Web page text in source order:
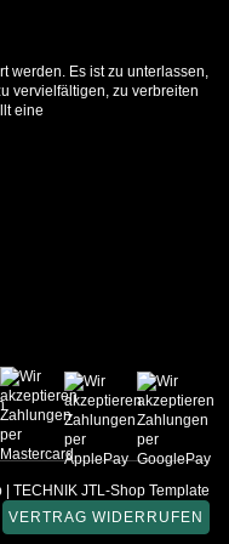
werden. Es ist zu unterlassen,
vervielfältigen, zu verbreiten
eine
TECHNIK JTL-Shop Template
VERTRAG WIDERRUFEN